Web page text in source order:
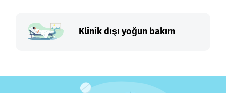
Klinik dışı yoğun bakım